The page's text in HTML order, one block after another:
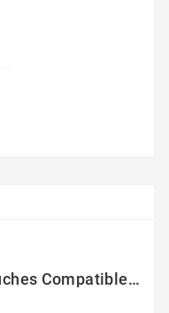
Pack 2 Cartouches Compatible Avec HP 301 XL Noir Et Couleur